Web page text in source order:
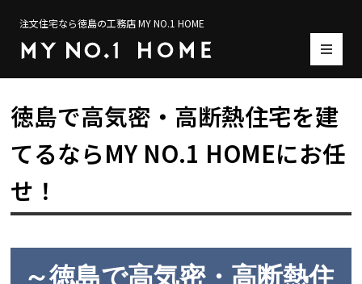
注文住宅なら徳島の工務店 MY NO.1 HOME
徳島で高気密・高断熱住宅を建
てるならMY NO.1 HOMEにお任
せ！
～徳島で高気密・高断熱住